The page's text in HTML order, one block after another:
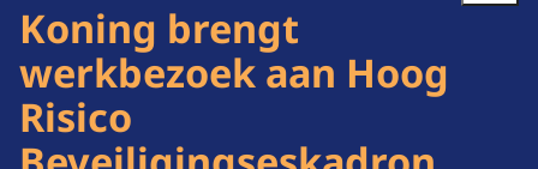
Koning brengt
werkbezoek aan Hoog
Risico